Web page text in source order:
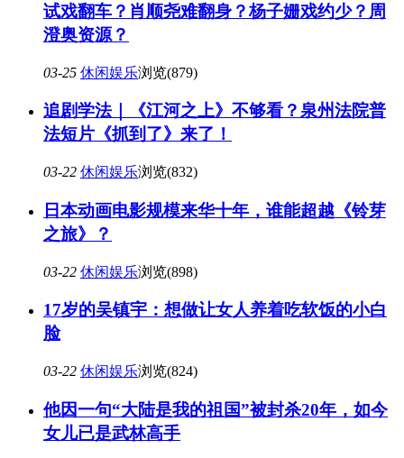
试戏翻车？肖顺尧难翻身？杨子姗戏约少？周
澄奥资源？
03-25 休闲娱乐浏览(879)
追剧学法｜《江河之上》不够看？泉州法院普
法短片《抓到了》来了！
03-22 休闲娱乐浏览(832)
日本动画电影规模来华十年，谁能超越《铃芽
之旅》？
03-22 休闲娱乐浏览(898)
17岁的吴镇宇：想做让女人养着吃软饭的小白
脸
03-22 休闲娱乐浏览(824)
他因一句“大陆是我的祖国”被封杀20年，如今
女儿已是武林高手